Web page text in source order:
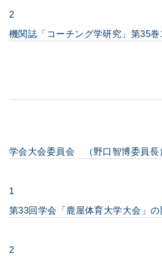
2
機関誌「コーチング学研究」第35
学会大会委員会 （野口智博委員長
1
第33回学会「鹿屋体育大学大会」の
2